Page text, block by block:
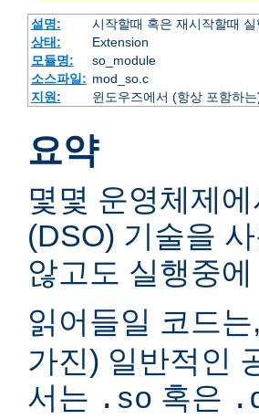
설명:
시작할때 혹은 재시작할때
상태:
Extension
모듈명:
so_module
소스파일: mod_so.c
지원:
윈도우즈에서 (항상 포함하
요약
몇몇 운영체제
(DSO) 기술을
않고도 실행중
읽어들일 코드
가진) 일반적인
서는 .so 혹은